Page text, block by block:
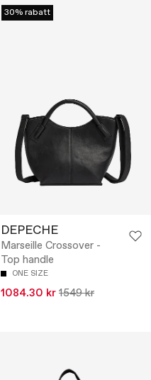
30% rabatt
DEPECHE
Marseille Crossover -
Top handle
ONE SIZE
1084.30 kr 1549 kr